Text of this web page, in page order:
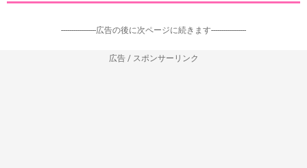
-----------------広告の後に次ページに続きます-----------------
広告 / スポンサーリンク